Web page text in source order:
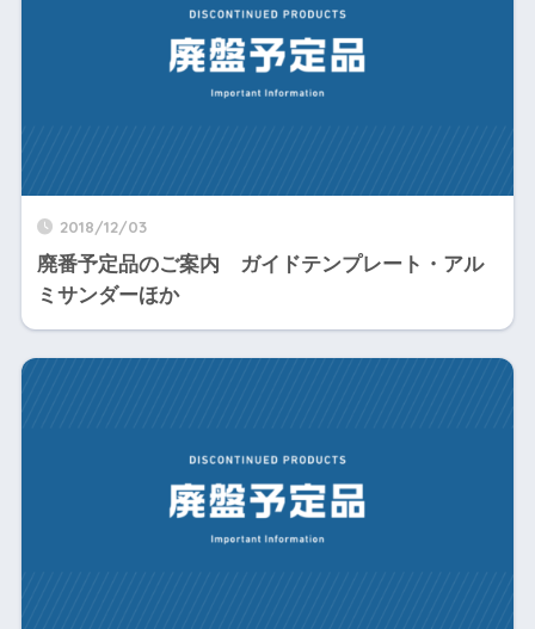
2018/12/03
廃番予定品のご案内 ガイドテンプレート・アル
ミサンダーほか